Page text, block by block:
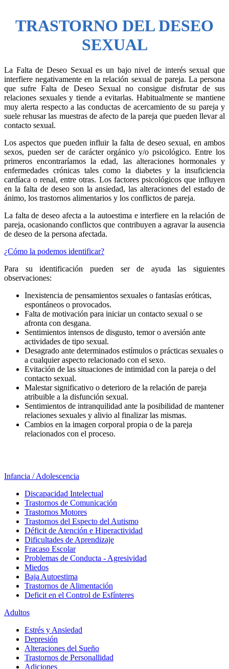
TRASTORNO DEL DESEO
SEXUAL
La Falta de Deseo Sexual es un bajo nivel de interés sexual que
interfiere negativamente en la relación sexual de pareja. La persona
que sufre Falta de Deseo Sexual no consigue disfrutar de sus
relaciones sexuales y tiende a evitarlas. Habitualmente se mantiene
muy alerta respecto a las conductas de acercamiento de su pareja y
suele rehusar las muestras de afecto de la pareja que pueden llevar al
contacto sexual.
Los aspectos que pueden influir la falta de deseo sexual, en ambos
sexos, pueden ser de carácter orgánico y/o psicológico. Entre los
primeros encontraríamos la edad, las alteraciones hormonales y
enfermedades crónicas tales como la diabetes y la insuficiencia
cardíaca o renal, entre otras. Los factores psicológicos que influyen
en la falta de deseo son la ansiedad, las alteraciones del estado de
ánimo, los trastornos alimentarios y los conflictos de pareja.
La falta de deseo afecta a la autoestima e interfiere en la relación de
pareja, ocasionando conflictos que contribuyen a agravar la ausencia
de deseo de la persona afectada.
¿Cómo la podemos identificar?
Para su identificación pueden ser de ayuda las siguientes
observaciones:
Inexistencia de pensamientos sexuales o fantasías eróticas,
espontáneos o provocados.
Falta de motivación para iniciar un contacto sexual o se
afronta con desgana.
Sentimientos intensos de disgusto, temor o aversión ante
actividades de tipo sexual.
Desagrado ante determinados estímulos o prácticas sexuales o
a cualquier aspecto relacionado con el sexo.
Evitación de las situaciones de intimidad con la pareja o del
contacto sexual.
Malestar significativo o deterioro de la relación de pareja
atribuible a la disfunción sexual.
Sentimientos de intranquilidad ante la posibilidad de mantener
relaciones sexuales y alivio al finalizar las mismas.
Cambios en la imagen corporal propia o de la pareja
relacionados con el proceso.
Infancia / Adolescencia
Discapacidad Intelectual
Trastornos de Comunicación
Trastornos Motores
Trastornos del Especto del Autismo
Déficit de Atención e Hiperactividad
Dificultades de Aprendizaje
Fracaso Escolar
Problemas de Conducta - Agresividad
Miedos
Baja Autoestima
Trastornos de Alimentación
Deficit en el Control de Esfínteres
Adultos
Estrés y Ansiedad
Depresión
Alteraciones del Sueño
Trastornos de Personallidad
Adiciones